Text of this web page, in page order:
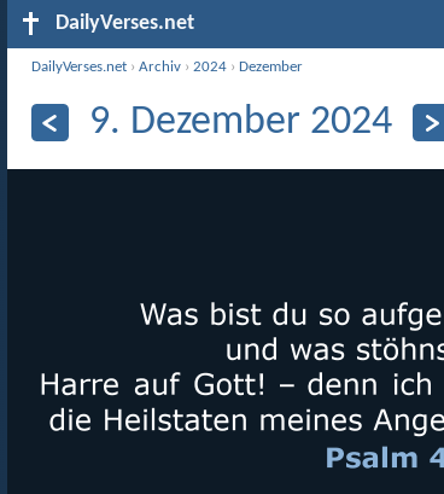
DailyVerses.net
DailyVerses.net ›Archiv ›2024 ›Dezember
9. Dezember 2024